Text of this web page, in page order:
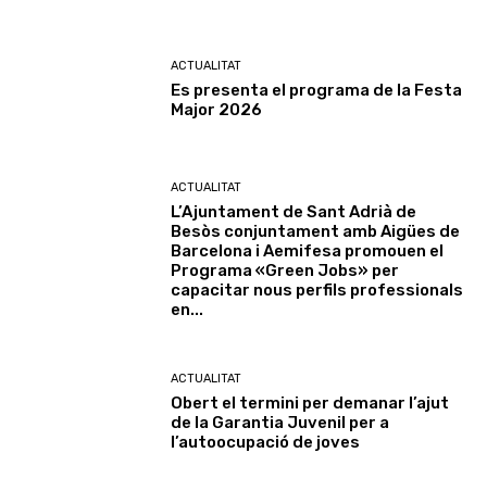
ACTUALITAT
Es presenta el programa de la Festa
Major 2026
ACTUALITAT
L’Ajuntament de Sant Adrià de
Besòs conjuntament amb Aigües de
Barcelona i Aemifesa promouen el
Programa «Green Jobs» per
capacitar nous perfils professionals
en...
ACTUALITAT
Obert el termini per demanar l’ajut
de la Garantia Juvenil per a
l’autoocupació de joves